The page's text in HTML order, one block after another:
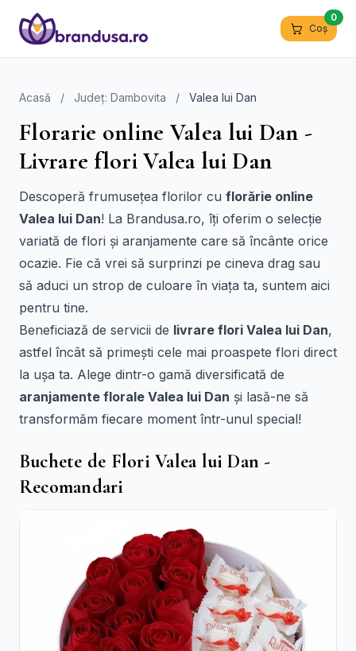
Coș
0
Acasă / Județ: Dambovita / Valea lui Dan
Florarie online Valea lui Dan -
Livrare flori Valea lui Dan
Descoperă frumusețea florilor cu florărie online
Valea lui Dan! La Brandusa.ro, îți oferim o selecție
variată de flori și aranjamente care să încânte orice
ocazie. Fie că vrei să surprinzi pe cineva drag sau
să aduci un strop de culoare în viața ta, suntem aici
pentru tine.
Beneficiază de servicii de livrare flori Valea lui Dan,
astfel încât să primești cele mai proaspete flori direct
la ușa ta. Alege dintr-o gamă diversificată de
aranjamente florale Valea lui Dan și lasă-ne să
transformăm fiecare moment într-unul special!
Buchete de Flori Valea lui Dan -
Recomandari